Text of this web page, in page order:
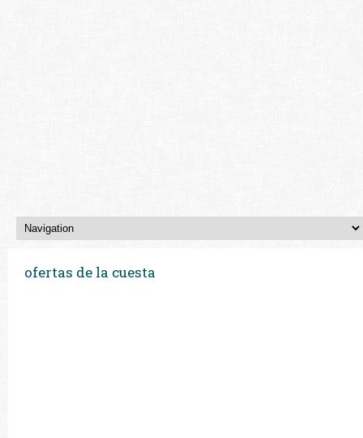
ofertas de la cuesta